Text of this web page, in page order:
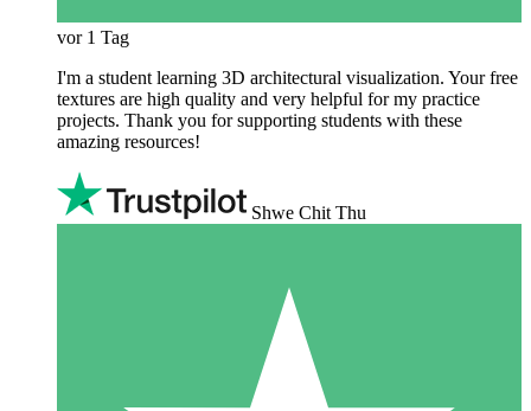
vor 1 Tag
I'm a student learning 3D architectural visualization. Your free
textures are high quality and very helpful for my practice
projects. Thank you for supporting students with these
amazing resources!
Shwe Chit Thu